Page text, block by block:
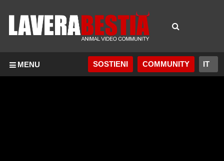
MENU SOSTIENI COMMUNITY